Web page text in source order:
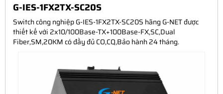
G-IES-1FX2TX-SC20S
Switch công nghiệp G-IES-1FX2TX-SC20S hãng G-NET được
thiết kế với 2x10/100Base-TX+100Base-FX,SC,Dual
Fiber,SM,20KM có đầy đủ CO,CQ,Bảo hành 24 tháng.